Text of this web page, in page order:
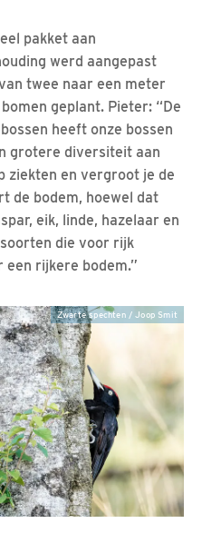
pakket aan
werd aangepast
twee naar een meter
geplant. Pieter: “De
heeft onze bossen
grotere diversiteit aan
ziekten en vergroot je de
de bodem, hoewel dat
eik, linde, hazelaar en
die voor rijk
rijkere bodem.”
Zwarte spechten / Joop Smit